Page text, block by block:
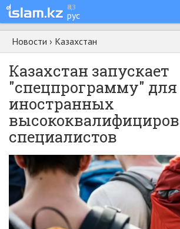
қаз
рус
Новости › Казахстан
Казахстан запускает
"спецпрограмму" для
иностранных
специалистов